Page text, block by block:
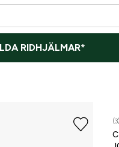
RIDHJÄLMAR*